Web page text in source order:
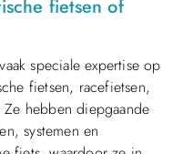
fietsen of
speciale expertise op
fietsen, racefietsen,
hebben diepgaande
systemen en